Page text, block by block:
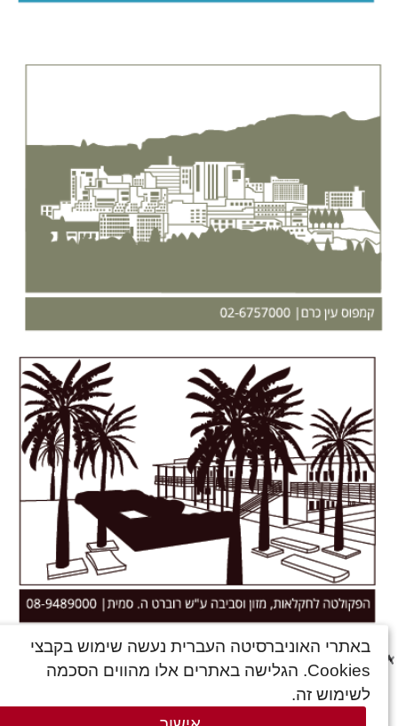
© כל הזכויות שמורות האוניברסיטה העברית בירושלים
עדכון אחרון: אוג' 2026
תנאי שימוש
Admin Login
באתרי האוניברסיטה העברית נעשה שימוש בקבצי
Cookies. הגלישה באתרים אלו מהווים הסכמה
לשימוש זה.